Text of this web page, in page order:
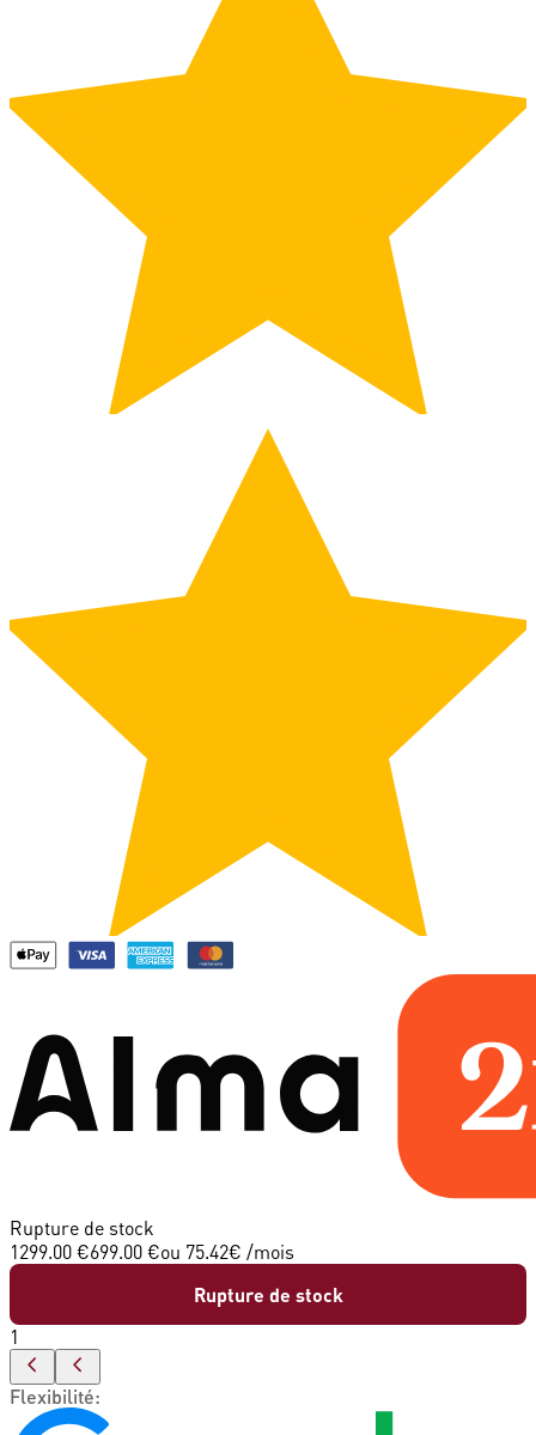
Rupture de stock
1299.00 €699.00 €ou 75.42€ /mois
Rupture de stock
1
Flexibilité: